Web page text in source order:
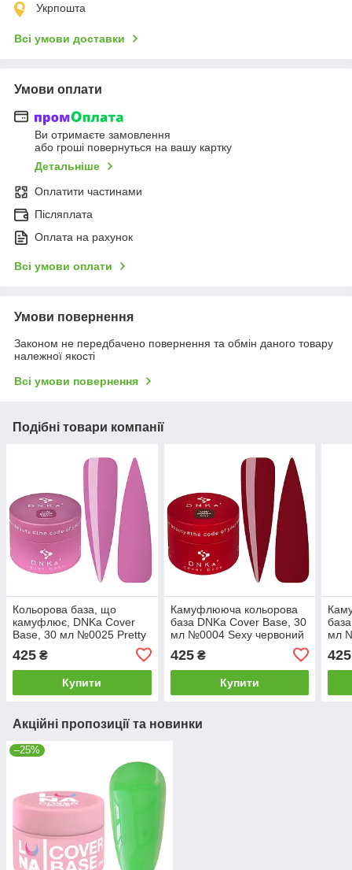
Укрпошта
Всі умови доставки
Умови оплати
Ви отримаєте замовлення
або гроші повернуться на вашу картку
Детальніше
Оплатити частинами
Післяплата
Оплата на рахунок
Всі умови оплати
Умови повернення
Законом не передбачено повернення та обмін даного товару
належної якості
Всі умови повернення
Подібні товари компанії
Кольорова база, що
камуфлює, DNKa Cover
Base, 30 мл №0025 Pretty
425 ₴
Купити
Камуфлююча кольорова
база DNKa Cover Base, 30
мл №0004 Sexy червоний
425₴
Купити
мл
425
Акційні пропозиції та новинки
–25%